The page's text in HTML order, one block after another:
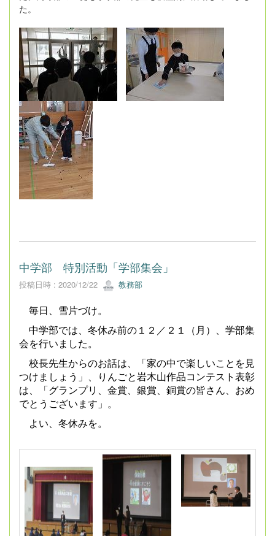
た。
中学部 特別活動「学部集会」
投稿日時 : 2020/12/22 教務部
毎日、雪片づけ。
中学部では、冬休み前の１２／２１（月）、学部集
会を行いました。
校長先生からのお話は、「家の中で楽しいことを見
つけましょう」、りんごと岩木山作品コンテスト表彰
は、「グランプリ、金賞、銀賞、銅賞の皆さん、おめ
でとうございます」。
よい、冬休みを。